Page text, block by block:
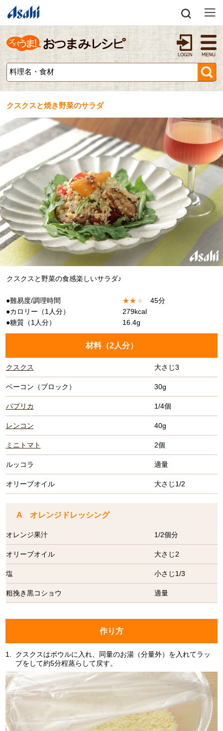
クスクスと焼き野菜のサラダ
クスクスと野菜の食感楽しいサラダ♪
●難易度/調理時間 ★★★
45分
●カロリー（1人分）
279kcal
●糖質（1人分）
16.4g
材料（2人分）
クスクス 大さじ3
ベーコン（ブロック） 30g
パプリカ 1/4個
レンコン 40g
ミニトマト 2個
ルッコラ 適量
オリーブオイル 大さじ1/2
A オレンジドレッシング
オレンジ果汁 1/2個分
オリーブオイル 大さじ2
塩 小さじ1/3
粗挽き黒コショウ 適量
作り方
1.
クスクスはボウルに入れ、同量のお湯（分量外）を入れてラッ
プをして約5分程蒸らして戻す。